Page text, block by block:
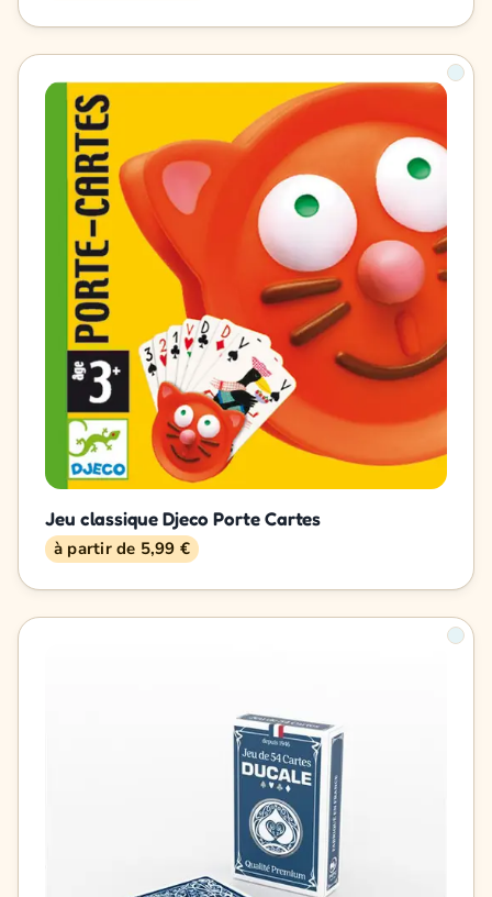
Jeu classique Djeco Porte Cartes
à partir de 5,99 €